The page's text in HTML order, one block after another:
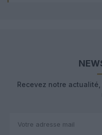
Recevez notre